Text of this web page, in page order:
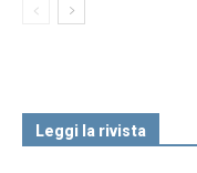
Leggi la rivista